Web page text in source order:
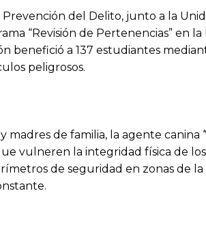
Prevención del Delito, junto a la
“Revisión de Pertenencias” en la
benefició a 137 estudiantes
peligrosos.
de familia, la agente canina
vulneren la integridad física de
de seguridad en zonas de